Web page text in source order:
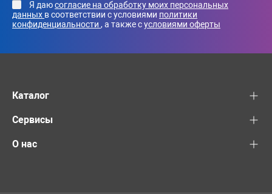
Я даюсогласие на обработку моих персональных
данных в соответствии с условиями политики
конфиденциальности , а также сусловиями оферты
Каталог
Сервисы
О нас